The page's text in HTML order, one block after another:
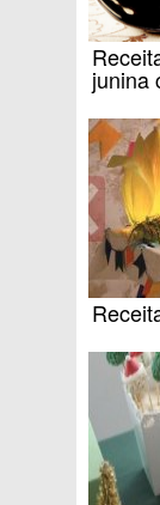
junina